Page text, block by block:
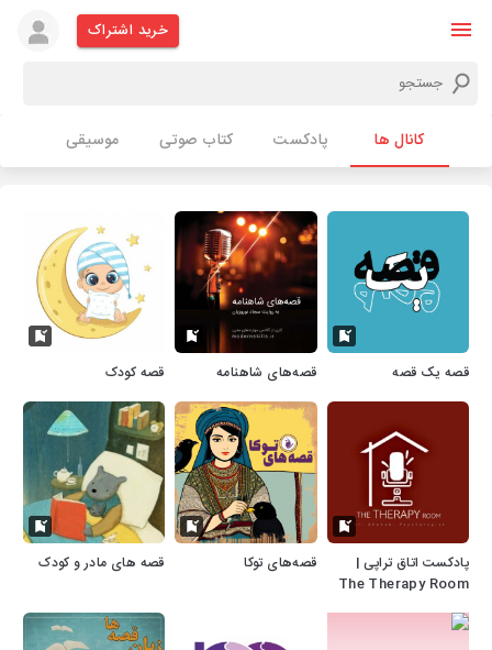
خرید اشتراک
کانال ها پادکست کتاب صوتی موسیقی
قصه یک قصه قصه‌های شاهنامه قصه کودک
پادکست اتاق تراپی |
The Therapy Room
قصه‌های توکا قصه های مادر و کودک